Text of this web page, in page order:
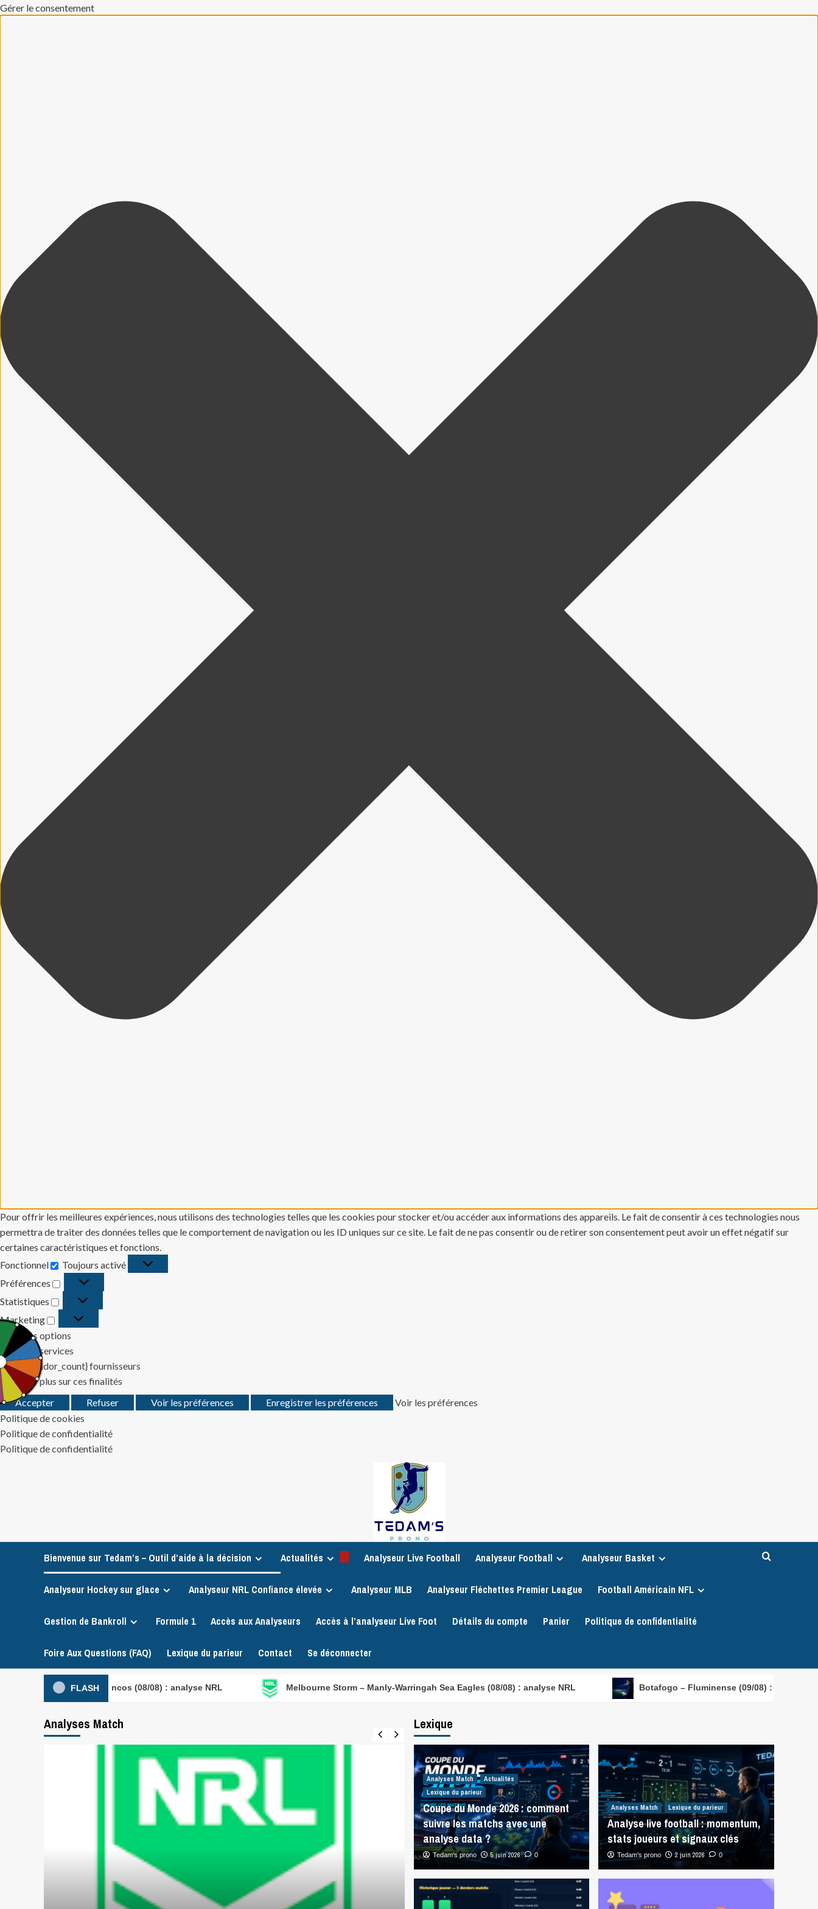
Gérer le consentement
Pour offrir les meilleures expériences, nous utilisons des technologies telles que les cookies pour stocker et/ou accéder aux informations des appareils. Le fait de consentir à ces technologies nous
permettra de traiter des données telles que le comportement de navigation ou les ID uniques sur ce site. Le fait de ne pas consentir ou de retirer son consentement peut avoir un effet négatif sur
certaines caractéristiques et fonctions.
Fonctionnel
Fonctionnel
Toujours activé
Préférences
Préférences
Statistiques
Statistiques
Marketing
Marketing
Gérer les options
Gérer les services
Gérer {vendor_count} fournisseurs
En savoir plus sur ces finalités
Accepter
Refuser Voir les préférences Enregistrer les préférences
Voir les préférences
Politique de cookies
Politique de confidentialité
Politique de confidentialité
Bienvenue sur Tedam’s – Outil d’aide à la décision Actualités Analyseur Live Football Analyseur Football Analyseur Basket
Analyseur Hockey sur glace Analyseur NRL Confiance élevée Analyseur MLB Analyseur Fléchettes Premier League Football Américain NFL
Gestion de Bankroll Formule 1 Accès aux Analyseurs Accès à l’analyseur Live Foot Détails du compte Panier Politique de confidentialité
Foire Aux Questions (FAQ) Lexique du parieur Contact Se déconnecter
FLASH
– Brisbane Broncos (08/08) : analyse NRL Melbourne Storm – Manly-Warringah Sea Eagles (08/08) : analyse NRL Botafogo – Fluminense (09/08) : analyse Serie A
Analyses Match Lexique
Analyses Match
Actualités
Lexique du parieur
Coupe du Monde 2026 : comment
suivre les matchs avec une
analyse data ?
Tedam's prono 5 juin 2026 0
Analyses Match Lexique du parieur
Analyse live football : momentum,
stats joueurs et signaux clés
Tedam's prono 2 juin 2026 0